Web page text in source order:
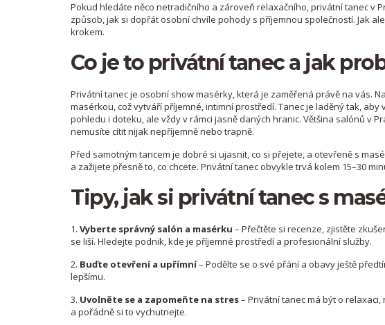
Pokud hledáte něco netradičního a zároveň relaxačního, privátní tanec v
způsob, jak si dopřát osobní chvíle pohody s příjemnou společností. Jak
krokem.
Co je to privátní tanec a jak
Privátní tanec je osobní show masérky, která je zaměřená právě na vás.
masérkou, což vytváří příjemné, intimní prostředí. Tanec je laděný tak,
pohledu i doteku, ale vždy v rámci jasně daných hranic. Většina salónů v
nemusíte cítit nijak nepříjemně nebo trapně.
Před samotným tancem je dobré si ujasnit, co si přejete, a otevřeně s
a zažijete přesně to, co chcete. Privátní tanec obvykle trvá kolem 15–30
Tipy, jak si privátní tanec s
1. Vyberte správný salón a masérku – Přečtěte si recenze, zjistěte
se liší. Hledejte podnik, kde je příjemné prostředí a profesionální služby.
2. Buďte otevření a upřímní– Podělte se o své přání a obavy ještě
lepšímu.
3. Uvolněte se a zapomeňte na stres– Privátní tanec má být o
a pořádně si to vychutnejte.